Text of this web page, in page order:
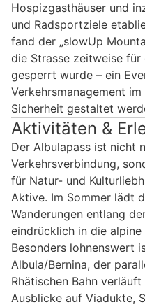
Hospizgasthäuser und
und Radsportziele
fand der „slowUp
die Strasse zeitweise
gesperrt wurde – ein
Verkehrsmanagement
Sicherheit gestaltet
Aktivitäten &
Der Albulapass ist nicht
Verkehrsverbindung,
für Natur- und
Aktive. Im Sommer lädt
Wanderungen entlang
eindrücklich in die
Besonders lohnenswert
Albula/Bernina, der
Rhätischen Bahn
Ausblicke auf Viadukte,